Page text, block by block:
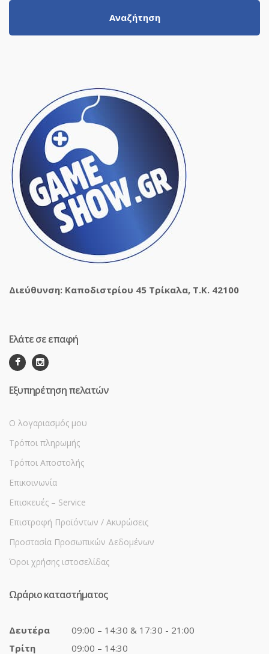
Αναζήτηση
Διεύθυνση: Καποδιστρίου 45 Τρίκαλα, Τ.Κ. 42100
Ελάτε σε επαφή
Εξυπηρέτηση πελατών
Ο λογαριασμός μου
Τρόποι πληρωμής
Τρόποι Αποστολής
Επικοινωνία
Επισκευές – Service
Επιστροφή Προϊόντων / Ακυρώσεις
Προστασία Προσωπικών Δεδομένων
Όροι χρήσης ιστοσελίδας
Ωράριο καταστήματος
Δευτέρα
09:00 – 14:30 & 17:30 - 21:00
Τρίτη
09:00 – 14:30